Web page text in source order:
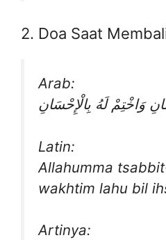
2. Doa Saat
Arab:
وَاخْتِمْ لَهُ بِالْإِحْسَانِ
Latin:
Allahumma
wakhtim lahu bil
Artinya: